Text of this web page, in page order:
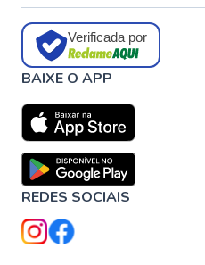
Verificada por
BAIXE O APP
REDES SOCIAIS